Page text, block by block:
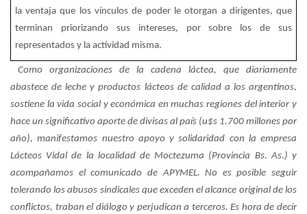
la ventaja que los vínculos de poder le otorgan a dirigentes, que
terminan priorizando sus intereses, por sobre los de sus
representados y la actividad misma.
Como organizaciones de la cadena láctea, que diariamente
abastece de leche y productos lácteos de calidad a los argentinos,
sostiene la vida social y económica en muchas regiones del interior y
hace un significativo aporte de divisas al país (u$s 1.700 millones por
año), manifestamos nuestro apoyo y solidaridad con la empresa
Lácteos Vidal de la localidad de Moctezuma (Provincia Bs. As.) y
acompañamos el comunicado de APYMEL. No es posible seguir
tolerando los abusos sindicales que exceden el alcance original de los
conflictos, traban el diálogo y perjudican a terceros. Es hora de decir